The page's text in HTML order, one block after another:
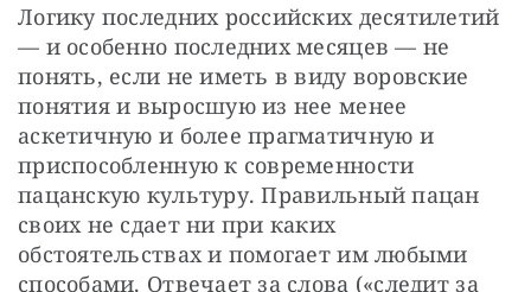
Логику последних российских десятилетий
— и особенно последних месяцев — не
понять, если не иметь в виду воровские
понятия и выросшую из нее менее
аскетичную и более прагматичную и
приспособленную к современности
пацанскую культуру. Правильный пацан
своих не сдает ни при каких
обстоятельствах и помогает им любыми
способами. Отвечает за слова («следит за